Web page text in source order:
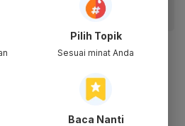
Awas Dan Siaga di Indonesia
Pilih Topik
Sesuai minat Anda
Baca Nanti